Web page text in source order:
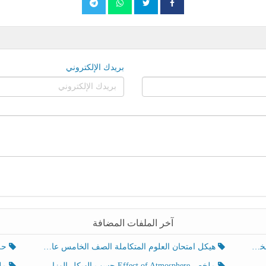
بريدك الإلكتروني
آخر الملفات المضافة
هيكل امتحان العلوم المتكاملة الصف الخامس عام الفصل الدراسي الثالث 2025-2026 حل